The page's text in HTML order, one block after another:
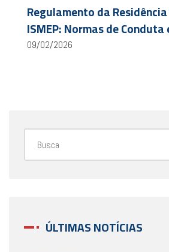
Regulamento da
ISMEP: Normas de
09/02/2026
ÚLTIMAS NOTÍCIAS